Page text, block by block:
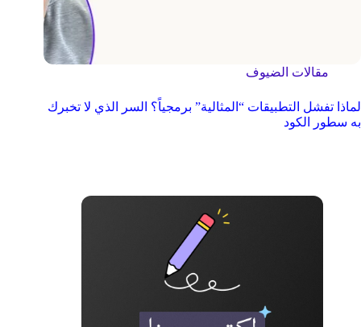
مقالات الضيوف
لماذا تفشل التطبيقات “المثالية” برمجياً؟ السر الذي لا تخبرك
به سطور الكود